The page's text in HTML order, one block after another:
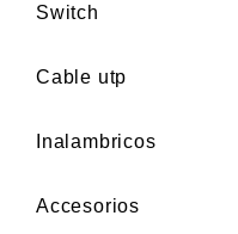
Switch
Cable utp
Inalambricos
Accesorios